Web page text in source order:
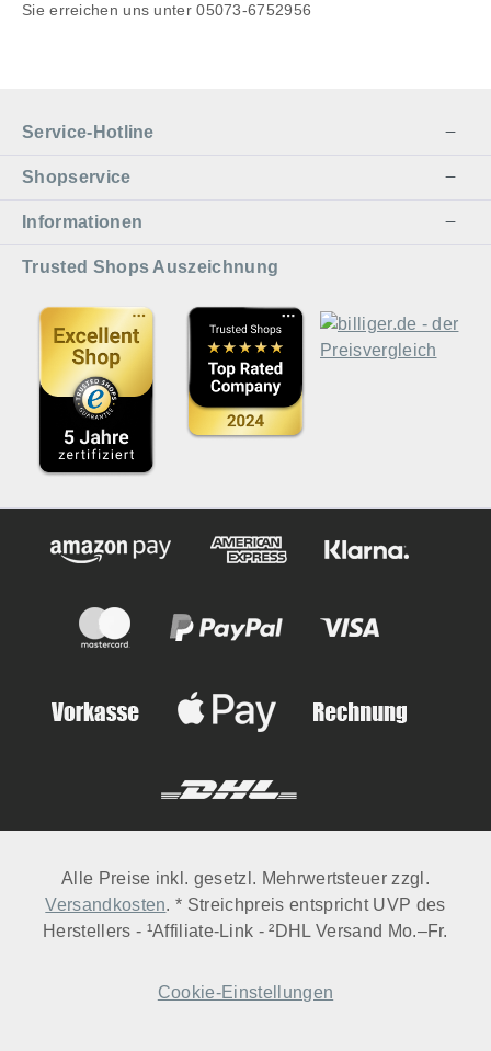
Sie erreichen uns unter 05073-6752956
Service-Hotline
Shopservice
Informationen
Trusted Shops Auszeichnung
Alle Preise inkl. gesetzl. Mehrwertsteuer zzgl.
Versandkosten. * Streichpreis entspricht UVP des
Herstellers - ¹Affiliate-Link - ²DHL Versand Mo.–Fr.
Cookie-Einstellungen